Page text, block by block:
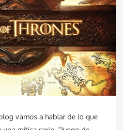
vamos a hablar de lo que